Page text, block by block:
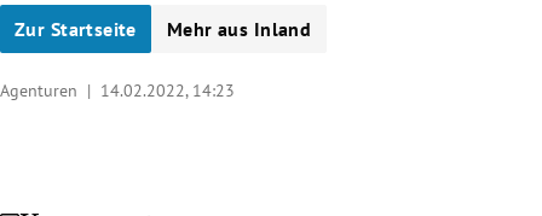
Zur Startseite Mehr aus Inland
Agenturen | 14.02.2022, 14:23